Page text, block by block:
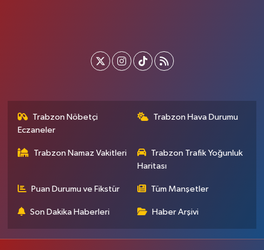
Trabzon Nöbetçi
Eczaneler
Trabzon Hava Durumu
Trabzon Namaz Vakitleri
Trabzon Trafik Yoğunluk
Haritası
Puan Durumu ve Fikstür Tüm Manşetler
Son Dakika Haberleri Haber Arşivi